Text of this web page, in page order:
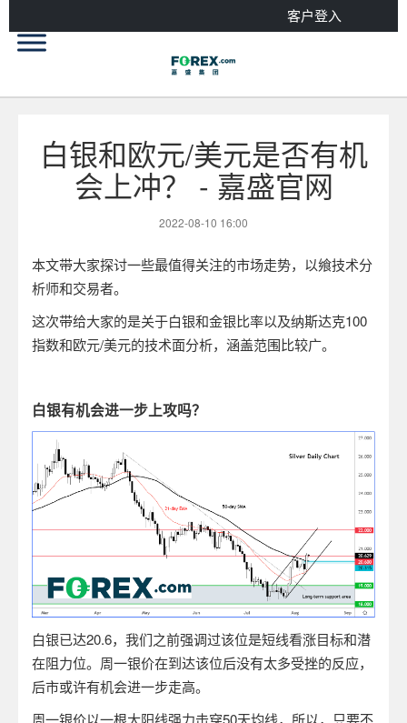
客户登入
白银和欧元/美元是否有机
会上冲？ - 嘉盛官网
2022-08-10 16:00
本文带大家探讨一些最值得关注的市场走势，以飨技术分
析师和交易者。
这次带给大家的是关于白银和金银比率以及纳斯达克100
指数和欧元/美元的技术面分析，涵盖范围比较广。
白银有机会进一步上攻吗？
白银已达20.6，我们之前强调过该位是短线看涨目标和潜
在阻力位。周一银价在到达该位后没有太多受挫的反应，
后市或许有机会进一步走高。
周一银价以一根大阳线强力击穿50天均线，所以，只要不